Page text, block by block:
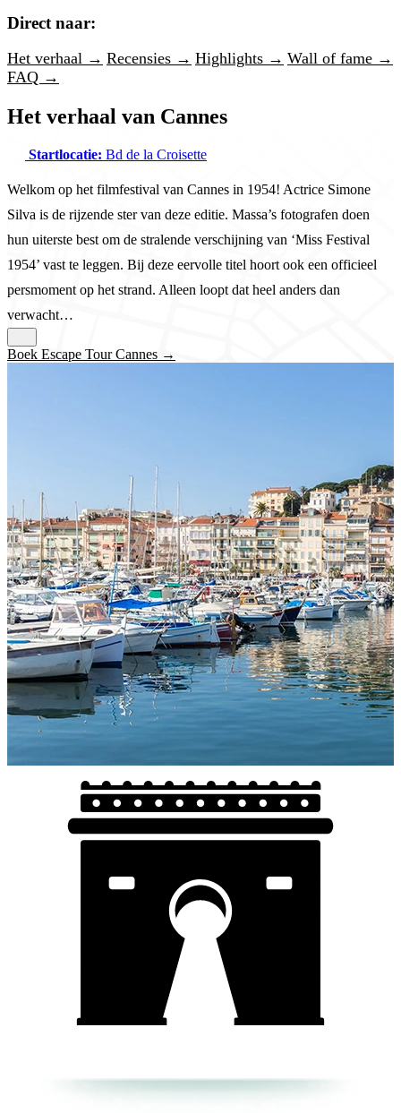
Direct naar:
Het verhaal → Recensies → Highlights → Wall of fame →
FAQ →
Het verhaal van Cannes
Startlocatie: Bd de la Croisette
Welkom op het filmfestival van Cannes in 1954! Actrice Simone
Silva is de rijzende ster van deze editie. Massa’s fotografen doen
hun uiterste best om de stralende verschijning van ‘Miss Festival
1954’ vast te leggen. Bij deze eervolle titel hoort ook een officieel
persmoment op het strand. Alleen loopt dat heel anders dan
verwacht…
Boek Escape Tour Cannes →